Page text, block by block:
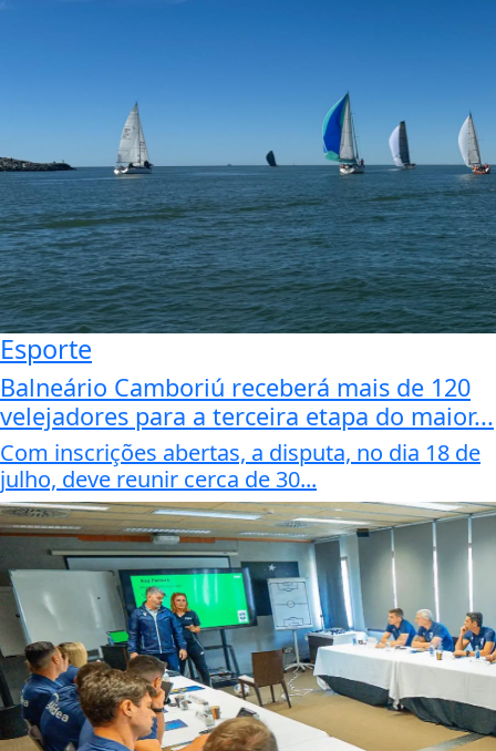
Esporte
Balneário Camboriú receberá mais de 120
velejadores para a terceira etapa do maior...
Com inscrições abertas, a disputa, no dia 18 de
julho, deve reunir cerca de 30...